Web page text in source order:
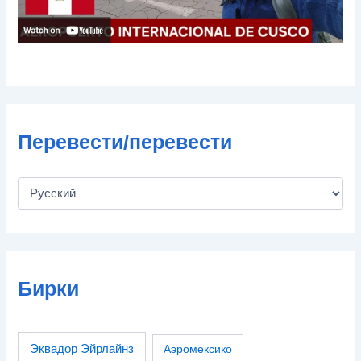
Перевести/перевести
Бирки
Эквадор Эйрлайнз Аэромексико